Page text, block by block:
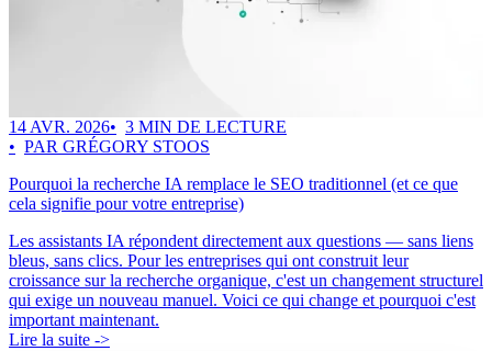
14 AVR. 2026
3 MIN DE LECTURE
PAR GRÉGORY STOOS
Pourquoi la recherche IA remplace le SEO traditionnel (et ce que
cela signifie pour votre entreprise)
Les assistants IA répondent directement aux questions — sans liens
bleus, sans clics. Pour les entreprises qui ont construit leur
croissance sur la recherche organique, c'est un changement structurel
qui exige un nouveau manuel. Voici ce qui change et pourquoi c'est
important maintenant.
Lire la suite ->